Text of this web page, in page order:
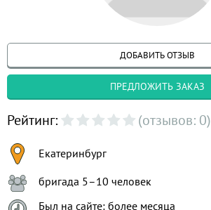
ДОБАВИТЬ ОТЗЫВ
ПРЕДЛОЖИТЬ ЗАКАЗ
Рейтинг: (отзывов: 0)
Екатеринбург
бригада 5–10 человек
Был на сайте: более месяца